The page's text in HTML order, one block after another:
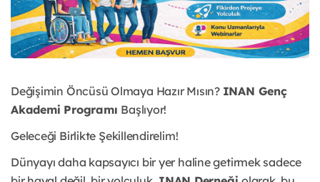
Değişimin Öncüsü Olmaya Hazır Mısın? INAN Genç
Akademi Programı Başlıyor!
Geleceği Birlikte Şekillendirelim!
Dünyayı daha kapsayıcı bir yer haline getirmek sadece